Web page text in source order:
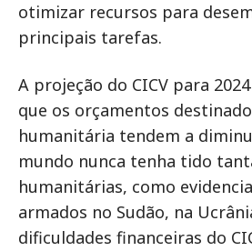
otimizar recursos para
principais tarefas.
A projeção do CICV para
que os orçamentos
humanitária tendem a
mundo nunca tenha tido
humanitárias, como
armados no Sudão, na
dificuldades financeiras do